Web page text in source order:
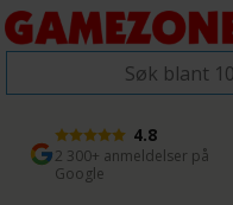
4.8
2 300+ anmeldelser på
Google
1 dags levering
Bestill innen kl. 12